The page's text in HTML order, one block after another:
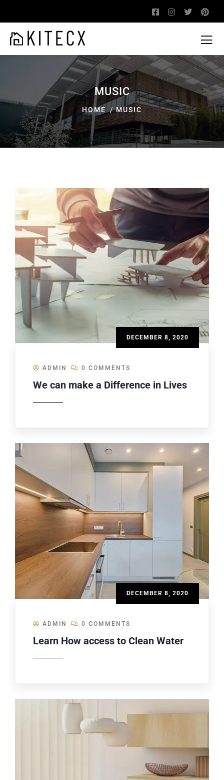
MUSIC
HOME MUSIC
DECEMBER 8, 2020
ADMIN 0 COMMENTS
We can make a Difference in Lives
DECEMBER 8, 2020
ADMIN 0 COMMENTS
Learn How access to Clean Water